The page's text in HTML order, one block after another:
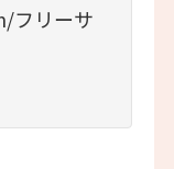
フリーサ